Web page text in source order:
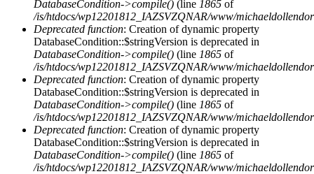
DatabaseCondition->compile() (line 1865 of
/is/htdocs/wp12201812_IAZSVZQNAR/www/
Deprecated function: Creation of dynamic property
DatabaseCondition::$stringVersion is deprecated in
DatabaseCondition->compile() (line 1865 of
/is/htdocs/wp12201812_IAZSVZQNAR/www/
Deprecated function: Creation of dynamic property
DatabaseCondition::$stringVersion is deprecated in
DatabaseCondition->compile() (line 1865 of
/is/htdocs/wp12201812_IAZSVZQNAR/www/
Deprecated function: Creation of dynamic property
DatabaseCondition::$stringVersion is deprecated in
DatabaseCondition->compile() (line 1865 of
/is/htdocs/wp12201812_IAZSVZQNAR/www/